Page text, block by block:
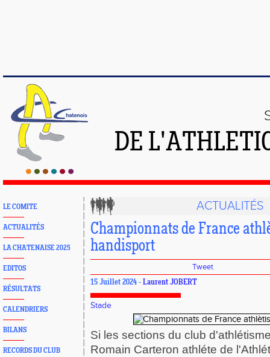
DE
LE COMITE
ACTUALITÉS
LA CHATENAISE 2025
EDITOS
RÉSULTATS
CALENDRIERS
BILANS
RECORDS DU CLUB
ACTUALITÉS
Championnats de France
handisport
Tweet
15 Juillet 2024 - Laurent JOBERT
Stade
Si les sections du club
Romain Carteron athléte de